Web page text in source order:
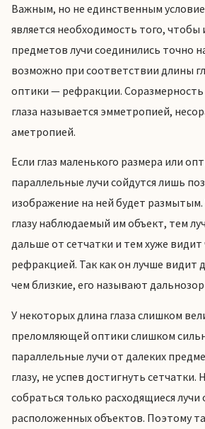
Важным, но не единственным
является необходимость того,
предметов лучи соединились точно
возможно при соответствии длины
оптики — рефракции.
глаза называется эмметропией,
аметропией.
Если глаз маленького размера или
параллельные лучи сойдутся лишь
изображение на ней будет
глазу наблюдаемый им объект, тем
дальше от сетчатки и тем хуже видит
рефракцией. Так как он лучше видит
чем близкие, его называют
У некоторых длина глаза слишком
преломляющей оптики слишком
параллельные лучи от далеких
глазу, не успев достигнуть сетчатки.
собраться только расходящиеся лучи
расположенных объектов. Поэтому